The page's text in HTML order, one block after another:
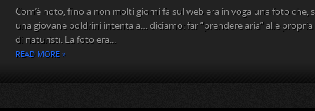
Com’è noto, fino a non molti giorni fa sul web era in voga una foto
una giovane boldrini intenta a… diciamo: far “prendere aria” alle
di naturisti. La foto era...
READ MORE »